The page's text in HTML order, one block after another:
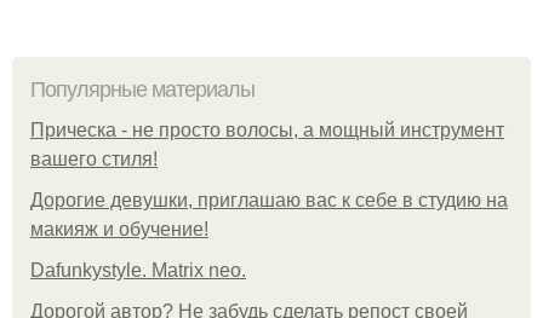
Популярные материалы
Прическа - не просто волосы, а мощный инструмент
вашего стиля!
Дорогие девушки, приглашаю вас к себе в студию на
макияж и обучение!
Dafunkystyle. Matrix neo.
Дорогой автор? Не забудь сделать репост своей